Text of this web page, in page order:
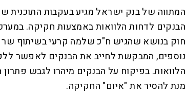
המתווה של בנק ישראל מגיע בעקבות התוכנית
הבנקים לדחות הלוואות באמצעות חקיקה.
חוק בנושא שהגיש ח"כ שלמה קרעי בשיתוף שר
נוספים, המבקשת לחייב את הבנקים לאפשר
הלוואות. בפיקוח על הבנקים מיהרו לגבש
מנת להסיר את "איום" החקיקה.